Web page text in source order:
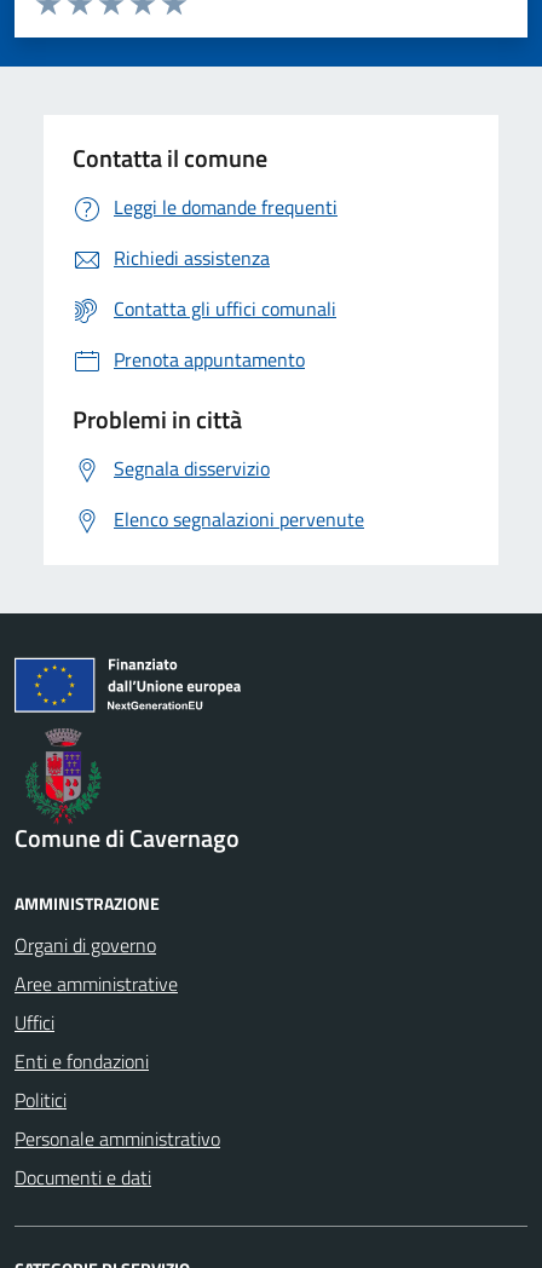
Valuta 5 stelle su 5
Valuta 4 stelle su 5
Valuta 3 stelle su 5
Valuta 2 stelle su 5
Valuta 1 stelle su 5
Contatta il comune
Leggi le domande frequenti
Richiedi assistenza
Contatta gli uffici comunali
Prenota appuntamento
Problemi in città
Segnala disservizio
Elenco segnalazioni pervenute
Comune di Cavernago
AMMINISTRAZIONE
Organi di governo
Aree amministrative
Uffici
Enti e fondazioni
Politici
Personale amministrativo
Documenti e dati